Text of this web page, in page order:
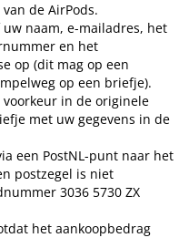
van de AirPods.
naam, e-mailadres, het
en het
op (dit mag op een
op een briefje).
voorkeur in de originele
met uw gegevens in de
een PostNL-punt naar het
postzegel is niet
3036 5730 ZX
het aankoopbedrag